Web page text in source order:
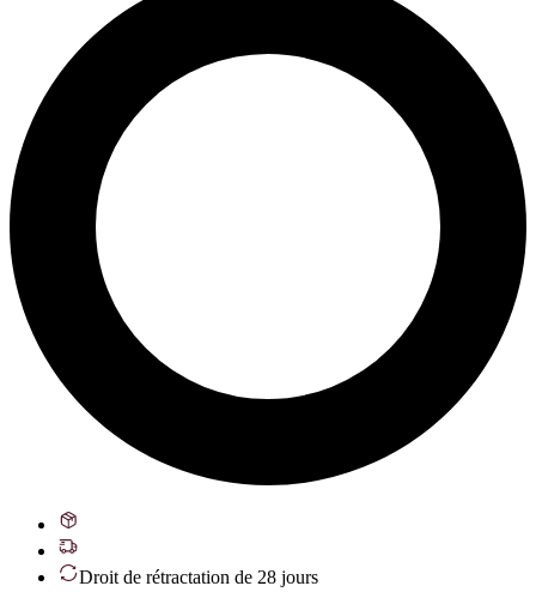
Droit de rétractation de 28 jours